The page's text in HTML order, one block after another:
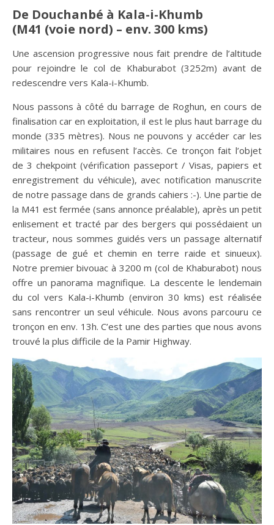
De Douchanbé à Kala-i-Khumb
(M41 (voie nord) – env. 300 kms)
Une ascension progressive nous fait prendre de l’altitude
pour rejoindre le col de Khaburabot (3252m) avant de
redescendre vers Kala-i-Khumb.
Nous passons à côté du barrage de Roghun, en cours de
finalisation car en exploitation, il est le plus haut barrage du
monde (335 mètres). Nous ne pouvons y accéder car les
militaires nous en refusent l’accès. Ce tronçon fait l’objet
de 3 chekpoint (vérification passeport / Visas, papiers et
enregistrement du véhicule), avec notification manuscrite
de notre passage dans de grands cahiers :-). Une partie de
la M41 est fermée (sans annonce préalable), après un petit
enlisement et tracté par des bergers qui possédaient un
tracteur, nous sommes guidés vers un passage alternatif
(passage de gué et chemin en terre raide et sinueux).
Notre premier bivouac à 3200 m (col de Khaburabot) nous
offre un panorama magnifique. La descente le lendemain
du col vers Kala-i-Khumb (environ 30 kms) est réalisée
sans rencontrer un seul véhicule. Nous avons parcouru ce
tronçon en env. 13h. C’est une des parties que nous avons
trouvé la plus difficile de la Pamir Highway.